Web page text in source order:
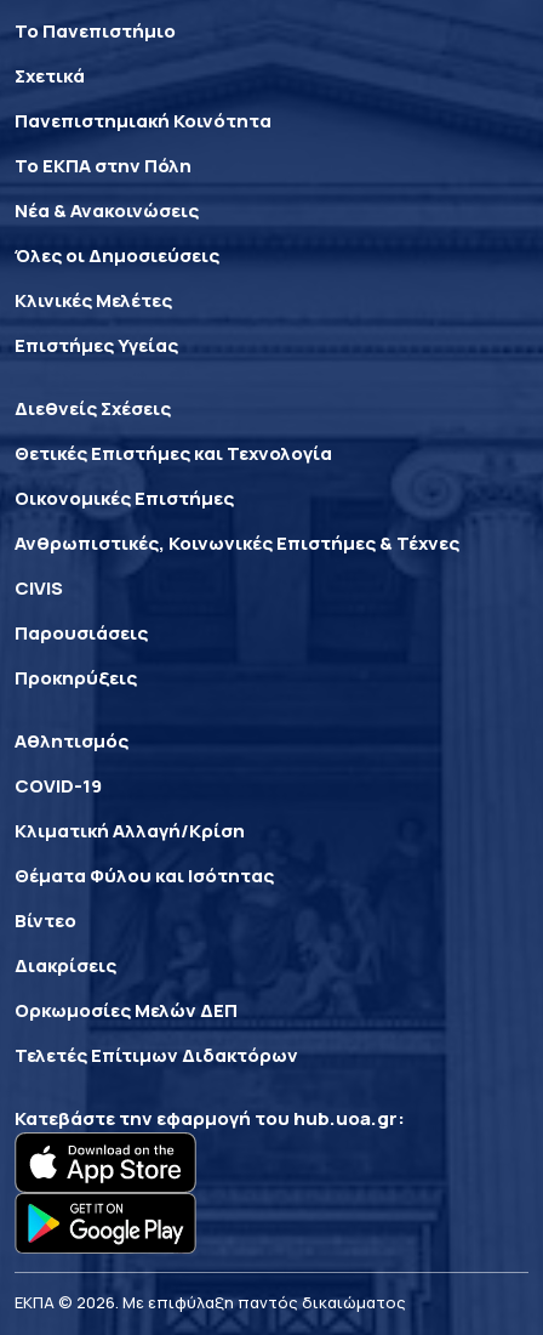
Το Πανεπιστήμιο
Σχετικά
Πανεπιστημιακή Κοινότητα
Το ΕΚΠΑ στην Πόλη
Νέα & Ανακοινώσεις
Όλες οι Δημοσιεύσεις
Κλινικές Μελέτες
Επιστήμες Υγείας
Διεθνείς Σχέσεις
Θετικές Επιστήμες και Τεχνολογία
Οικονομικές Επιστήμες
Ανθρωπιστικές, Κοινωνικές Επιστήμες & Τέχνες
CIVIS
Παρουσιάσεις
Προκηρύξεις
Αθλητισμός
COVID-19
Κλιματική Αλλαγή/Κρίση
Θέματα Φύλου και Ισότητας
Βίντεο
Διακρίσεις
Ορκωμοσίες Μελών ΔΕΠ
Τελετές Επίτιμων Διδακτόρων
Κατεβάστε την εφαρμογή του hub.uoa.gr:
ΕΚΠΑ © 2026. Με επιφύλαξη παντός δικαιώματος